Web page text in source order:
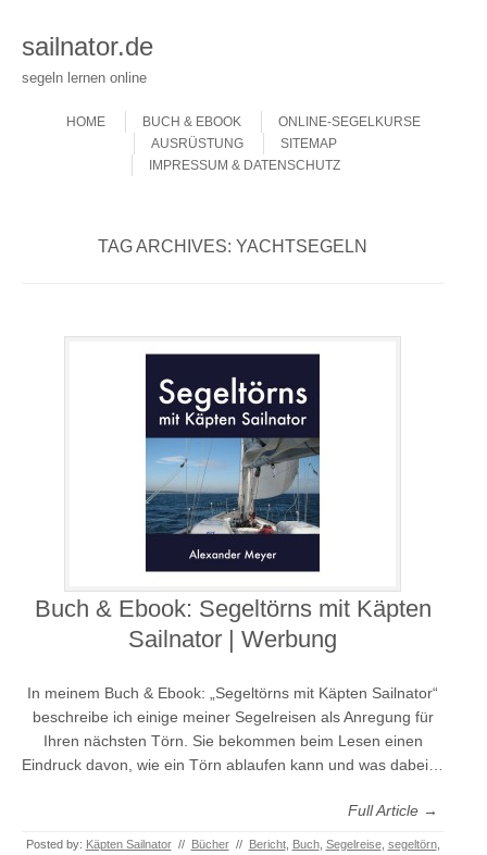
sailnator.de
segeln lernen online
MenuHOME
BUCH & EBOOK
ONLINE-SEGELKURSE
AUSRÜSTUNG
SITEMAP
IMPRESSUM & DATENSCHUTZ
TAG ARCHIVES: YACHTSEGELN
Buch & Ebook: Segeltörns mit Käpten
Sailnator | Werbung
In meinem Buch & Ebook: „Segeltörns mit Käpten Sailnator“
beschreibe ich einige meiner Segelreisen als Anregung für
Ihren nächsten Törn. Sie bekommen beim Lesen einen
Eindruck davon, wie ein Törn ablaufen kann und was dabei…
Full Article →
Posted by: Käpten Sailnator // Bücher // Bericht, Buch, Segelreise, segeltörn,